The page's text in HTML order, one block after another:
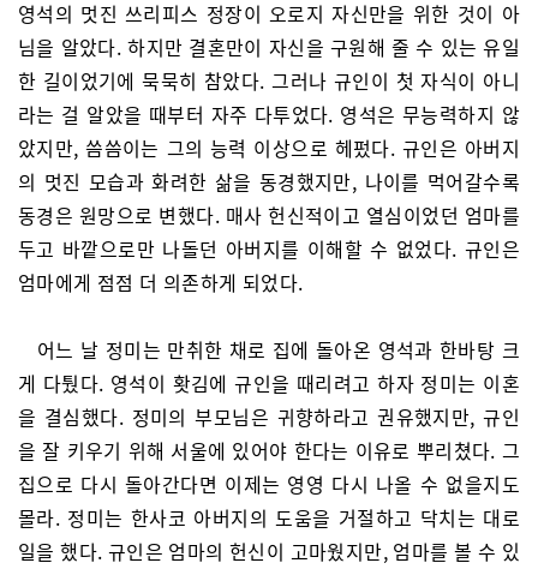
영석의 멋진 쓰리피스 정장이 오로지 자신만을 위한 것이 아
님을 알았다. 하지만 결혼만이 자신을 구원해 줄 수 있는 유일
한 길이었기에 묵묵히 참았다. 그러나 규인이 첫 자식이 아니
라는 걸 알았을 때부터 자주 다투었다. 영석은 무능력하지 않
았지만, 씀씀이는 그의 능력 이상으로 헤펐다. 규인은 아버지
의 멋진 모습과 화려한 삶을 동경했지만, 나이를 먹어갈수록
동경은 원망으로 변했다. 매사 헌신적이고 열심이었던 엄마를
두고 바깥으로만 나돌던 아버지를 이해할 수 없었다. 규인은
엄마에게 점점 더 의존하게 되었다.
어느 날 정미는 만취한 채로 집에 돌아온 영석과 한바탕 크
게 다퉜다. 영석이 홧김에 규인을 때리려고 하자 정미는 이혼
을 결심했다. 정미의 부모님은 귀향하라고 권유했지만, 규인
을 잘 키우기 위해 서울에 있어야 한다는 이유로 뿌리쳤다. 그
집으로 다시 돌아간다면 이제는 영영 다시 나올 수 없을지도
몰라. 정미는 한사코 아버지의 도움을 거절하고 닥치는 대로
일을 했다. 규인은 엄마의 헌신이 고마웠지만, 엄마를 볼 수 있